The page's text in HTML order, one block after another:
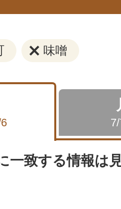
味噌
一致する情報は